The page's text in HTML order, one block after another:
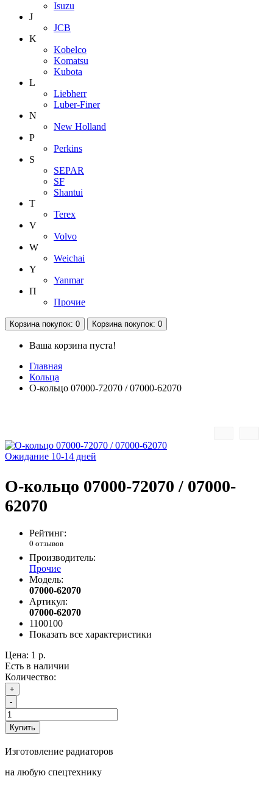
Isuzu
J
JCB
K
Kobelco
Komatsu
Kubota
L
Liebherr
Luber-Finer
N
New Holland
P
Perkins
S
SEPAR
SF
Shantui
T
Terex
V
Volvo
W
Weichai
Y
Yanmar
П
Прочие
Корзинапокупок: 0 Корзинапокупок: 0
Ваша корзина пуста!
Главная
Кольца
О-кольцо 07000-72070 / 07000-62070
Ожидание 10-14 дней
О-кольцо 07000-72070 / 07000-
62070
Рейтинг:
0 отзывов
Производитель:
Прочие
Модель:
07000-62070
Артикул:
07000-62070
1100100
Показать все характеристики
Цена: 1 р.
Есть в наличии
Количество:
+
-
Купить
Изготовление радиаторов
на любую спецтехнику